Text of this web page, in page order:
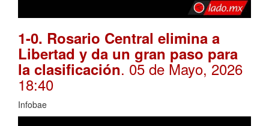
1-0. Rosario Central elimina a
Libertad y da un gran paso para
la clasificación. 05 de Mayo, 2026
18:40
Infobae